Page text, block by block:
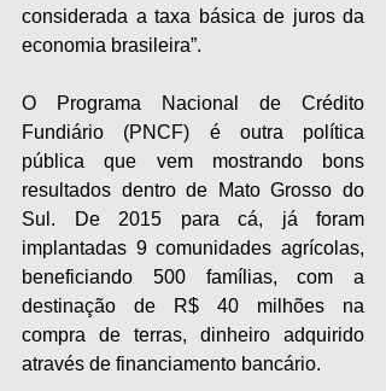
considerada a taxa básica de juros da
economia brasileira”.
O Programa Nacional de Crédito
Fundiário (PNCF) é outra política
pública que vem mostrando bons
resultados dentro de Mato Grosso do
Sul. De 2015 para cá, já foram
implantadas 9 comunidades agrícolas,
beneficiando 500 famílias, com a
destinação de R$ 40 milhões na
compra de terras, dinheiro adquirido
através de financiamento bancário.